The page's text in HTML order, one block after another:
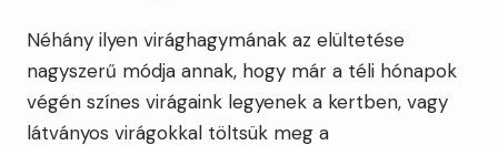
Néhány ilyen virághagymának az elültetése
nagyszerű módja annak, hogy már a téli hónapok
végén színes virágaink legyenek a kertben, vagy
látványos virágokkal töltsük meg a